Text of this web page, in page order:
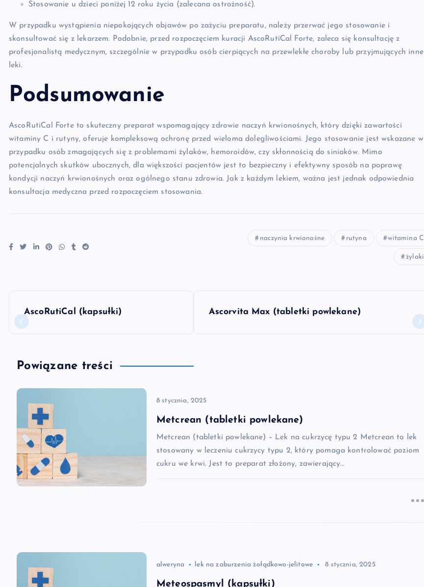
Stosowanie u dzieci poniżej 12 roku życia (zalecana ostrożność).
W przypadku wystąpienia niepokojących objawów po zażyciu preparatu, należy przerwać jego stosowanie i
skonsultować się z lekarzem. Podobnie, przed rozpoczęciem kuracji AscoRutiCal Forte, zaleca się konsultację z
profesjonalistą medycznym, szczególnie w przypadku osób cierpiących na przewlekłe choroby lub przyjmujących inne
leki.
Podsumowanie
AscoRutiCal Forte to skuteczny preparat wspomagający zdrowie naczyń krwionośnych, który dzięki zawartości
witaminy C i rutyny, oferuje kompleksową ochronę przed wieloma dolegliwościami. Jego stosowanie jest wskazane w
przypadku osób zmagających się z problemami żylaków, hemoroidów, czy skłonnością do siniaków. Mimo
potencjalnych skutków ubocznych, dla większości pacjentów jest to bezpieczny i efektywny sposób na poprawę
kondycji naczyń krwionośnych oraz ogólnego stanu zdrowia. Jak z każdym lekiem, ważna jest jednak odpowiednia
konsultacja medyczna przed rozpoczęciem stosowania.
naczynia krwionośne rutyna witamina C
żylaki
N
a
w
a
c
w
AscoRutiCal (kapsułki) Ascorvita Max (tabletki powlekane)
Powiązane treści
8 stycznia, 2025
Metcrean (tabletki powlekane)
Metcrean (tabletki powlekane) – Lek na cukrzycę typu 2 Metcrean to lek
stosowany w leczeniu cukrzycy typu 2, który pomaga kontrolować poziom
cukru we krwi. Jest to preparat złożony, zawierający…
alweryna lek na zaburzenia żołądkowo-jelitowe 8 stycznia, 2025
Meteospasmyl (kapsułki)